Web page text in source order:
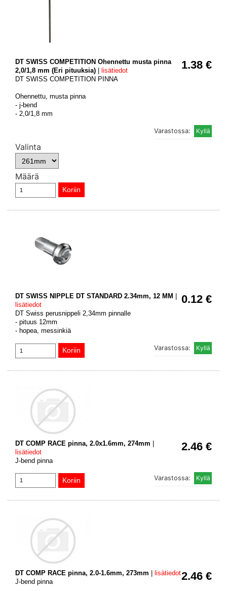
1.38 €
DT SWISS COMPETITION Ohennettu musta pinna
2,0/1,8 mm (Eri pituuksia)
lisätiedot
DT SWISS COMPETITION PINNA
Ohennettu, musta pinna
- j-bend
- 2,0/1,8 mm
Varastossa:
Valinta
Määrä
0.12 €
DT SWISS NIPPLE DT STANDARD 2.34mm, 12 MM
lisätiedot
DT Swiss perusnippeli 2,34mm pinnalle
- pituus 12mm
- hopea, messinkiä
Varastossa:
2.46 €
DT COMP RACE pinna, 2.0x1.6mm, 274mm |
lisätiedot
J-bend pinna
Varastossa:
2.46 €
DT COMP RACE pinna, 2.0-1.6mm, 273mm
lisätiedot
J-bend pinna